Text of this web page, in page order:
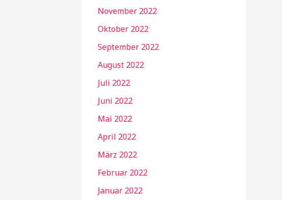
November 2022
Oktober 2022
September 2022
August 2022
Juli 2022
Juni 2022
Mai 2022
April 2022
März 2022
Februar 2022
Januar 2022